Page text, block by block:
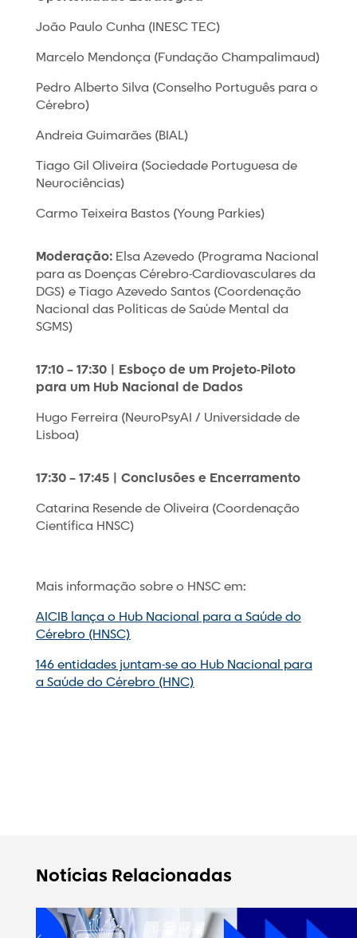
João Paulo Cunha (INESC TEC)
Marcelo Mendonça (Fundação Champalimaud)
Pedro Alberto Silva (Conselho Português para o
Cérebro)
Andreia Guimarães (BIAL)
Tiago Gil Oliveira (Sociedade Portuguesa de
Neurociências)
Carmo Teixeira Bastos (Young Parkies)
Moderação: Elsa Azevedo (Programa Nacional
para as Doenças Cérebro-Cardiovasculares da
DGS) e Tiago Azevedo Santos (Coordenação
Nacional das Políticas de Saúde Mental da
SGMS)
17:10 – 17:30 | Esboço de um Projeto-Piloto
para um Hub Nacional de Dados
Hugo Ferreira (NeuroPsyAI / Universidade de
Lisboa)
17:30 – 17:45 | Conclusões e Encerramento
Catarina Resende de Oliveira (Coordenação
Científica HNSC)
Mais informação sobre o HNSC em:
AICIB lança o Hub Nacional para a Saúde do
Cérebro (HNSC)
146 entidades juntam-se ao Hub Nacional para
a Saúde do Cérebro (HNC)
Notícias Relacionadas